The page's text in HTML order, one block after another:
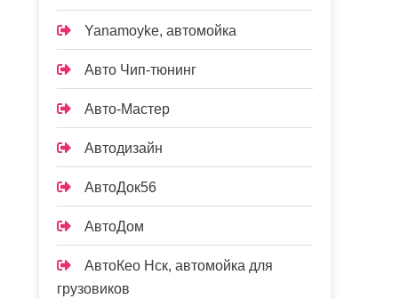
Yanamoyke, автомойка
Авто Чип-тюнинг
Авто-Мастер
Автодизайн
АвтоДок56
АвтоДом
АвтоКео Нск, автомойка для
грузовиков